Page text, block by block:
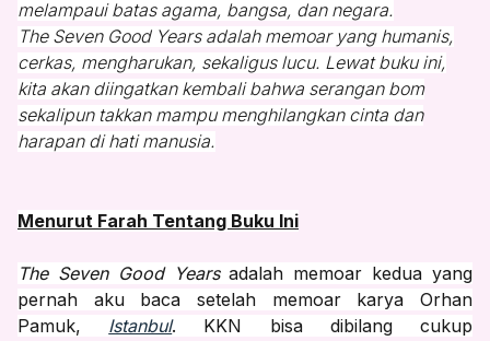
melampaui batas agama, bangsa, dan negara.
The Seven Good Years adalah memoar yang humanis,
cerkas, mengharukan, sekaligus lucu. Lewat buku ini,
kita akan diingatkan kembali bahwa serangan bom
sekalipun takkan mampu menghilangkan cinta dan
harapan di hati manusia.
Menurut Farah Tentang Buku Ini
The Seven Good Yearsadalah memoar kedua yang
pernah aku baca setelah memoar karya Orhan
Pamuk, Istanbul. KKN bisa dibilang cukup